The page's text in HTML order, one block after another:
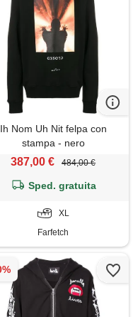
Ih Nom Uh Nit felpa con
stampa - nero
387,00 € 484,00 €
Sped. gratuita
XL
Farfetch